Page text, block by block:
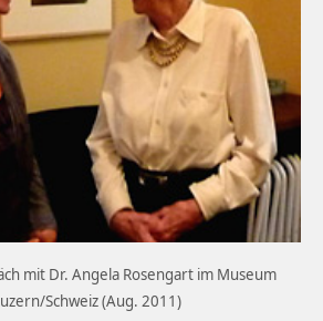
mit Dr. Angela Rosengart im Museum
Schweiz (Aug. 2011)